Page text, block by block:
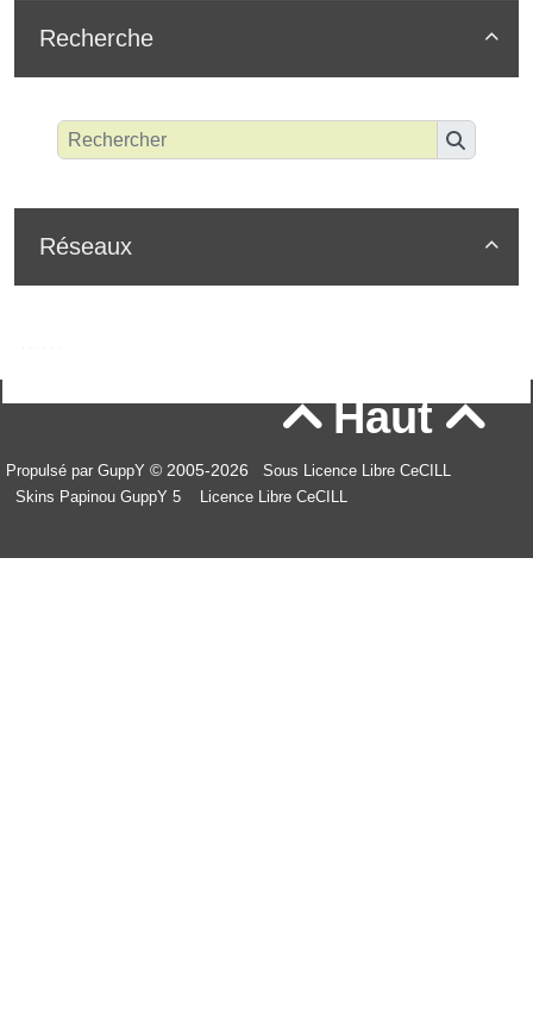

Recherche

Réseaux
Haut
Propulsé par GuppY © 2005-2026
Sous Licence Libre CeCILL
Skins Papinou GuppY 5
Licence Libre CeCILL